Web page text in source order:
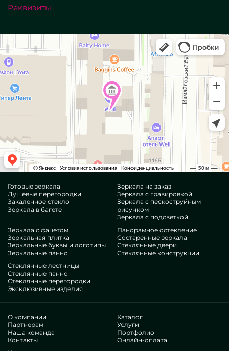
Реквизиты
Готовые зеркала
Душевые перегородки
Закаленное стекло
Зеркала в багете
Зеркала на заказ
Зеркала с гравировкой
Зеркала с пескоструйным
рисунком
Зеркала с подсветкой
Зеркала с фацетом
Зеркальная плитка
Зеркальные буквы и логотипы
Зеркальные панно
Панорамное остекление
Состаренные зеркала
Стеклянные двери
Стеклянные конструкции
Стеклянные лестницы
Стеклянные панно
Стеклянные перегородки
Эксклюзивные изделия
О компании
Партнерам
Наша команда
Контакты
Каталог
Услуги
Портфолио
Онлайн-оплата